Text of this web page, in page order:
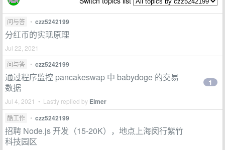
问与答 • czz5242199
分红币的实现原理
Jul 22, 2021
问与答
• czz5242199
通过程序监控 pancakeswap 中 babydoge 的交易
数据
Jul 4, 2021 • Lastly replied by Elmer
1
酷工作 • czz5242199
招聘 Node.js 开发（15-20K），地点上海闵行紫竹
科技园区